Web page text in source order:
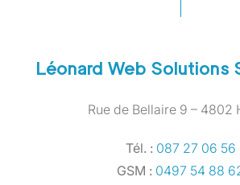
Léonard Web Solutions
Rue de Bellaire 9 – 4802
Tél. : 087 27 06 56
GSM : 0497 54 88